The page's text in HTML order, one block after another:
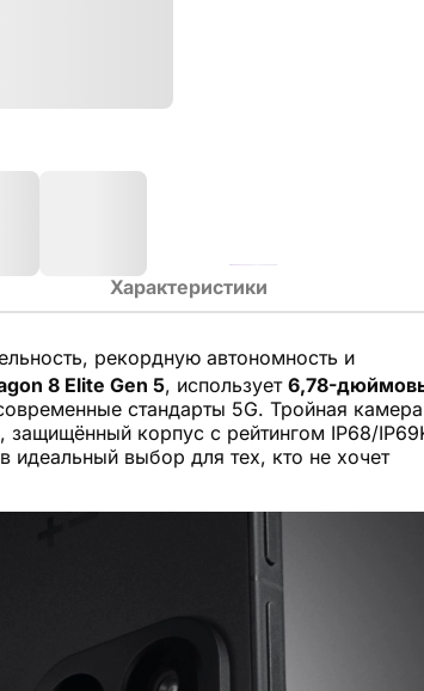
Характеристики
рекордную автономность и
8 Elite Gen 5, использует 6,78-
стандарты 5G. Тройная камера
защищённый корпус с рейтингом IP68/
идеальный выбор для тех, кто не хочет